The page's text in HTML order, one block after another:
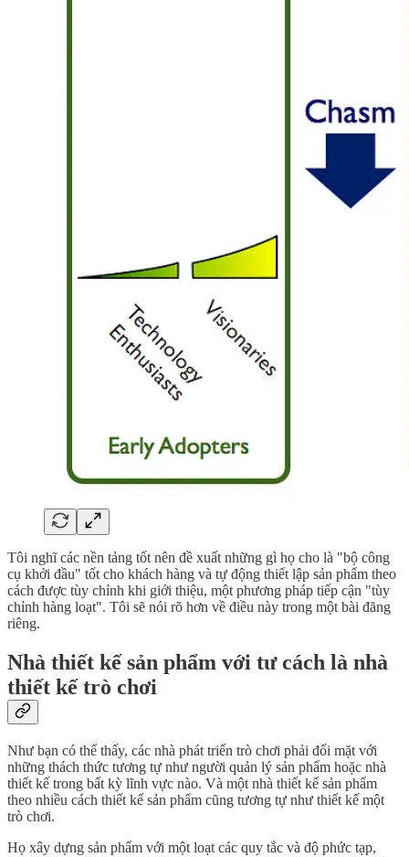
Tôi nghĩ các nền tảng tốt nên đề xuất những gì họ cho là "bộ công
cụ khởi đầu" tốt cho khách hàng và tự động thiết lập sản phẩm theo
cách được tùy chỉnh khi giới thiệu, một phương pháp tiếp cận "tùy
chỉnh hàng loạt". Tôi sẽ nói rõ hơn về điều này trong một bài đăng
riêng.
Nhà thiết kế sản phẩm với tư cách là nhà
thiết kế trò chơi
Như bạn có thể thấy, các nhà phát triển trò chơi phải đối mặt với
những thách thức tương tự như người quản lý sản phẩm hoặc nhà
thiết kế trong bất kỳ lĩnh vực nào. Và một nhà thiết kế sản phẩm
theo nhiều cách thiết kế sản phẩm cũng tương tự như thiết kế một
trò chơi.
Họ xây dựng sản phẩm với một loạt các quy tắc và độ phức tạp,